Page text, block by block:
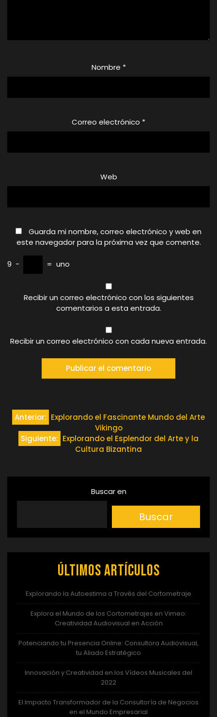
Nombre *
Correo electrónico *
Web
Guarda mi nombre, correo electrónico y web en
este navegador para la próxima vez que comente.
9 − = uno
Recibir un correo electrónico con los siguientes
comentarios a esta entrada.
Recibir un correo electrónico con cada nueva entrada.
Navegación
Anterior: Explorando el Fascinante Mundo del Arte
Vikingo
Siguiente: Explorando el Esplendor del Arte y la
Cultura Bizantina
Buscar en
Buscar
Últimos artículos
Explorando la Autoestima a Través del Cortometraje
Explora el Mundo de los Cortometrajes en Vimeo:
Creatividad Audiovisual en Acción
Potenciando tu Presencia Online: Consultora Audiovisual,
tu Aliado Estratégico
Innovación y Creatividad en los Vídeos Musicales del
2022
El Impacto Transformador de la Consultoría de Negocios
en el Mundo Empresarial